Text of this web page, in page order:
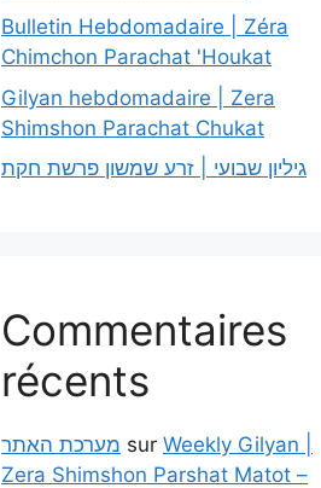
Bulletin Hebdomadaire | Zéra
Chimchon Parachat 'Houkat
Gilyan hebdomadaire | Zera
Shimshon Parachat Chukat
גיליון שבועי | זרע שמשון פרשת חקת
Commentaires
récents
מערכת האתר sur Weekly Gilyan |
Zera Shimshon Parshat Matot –